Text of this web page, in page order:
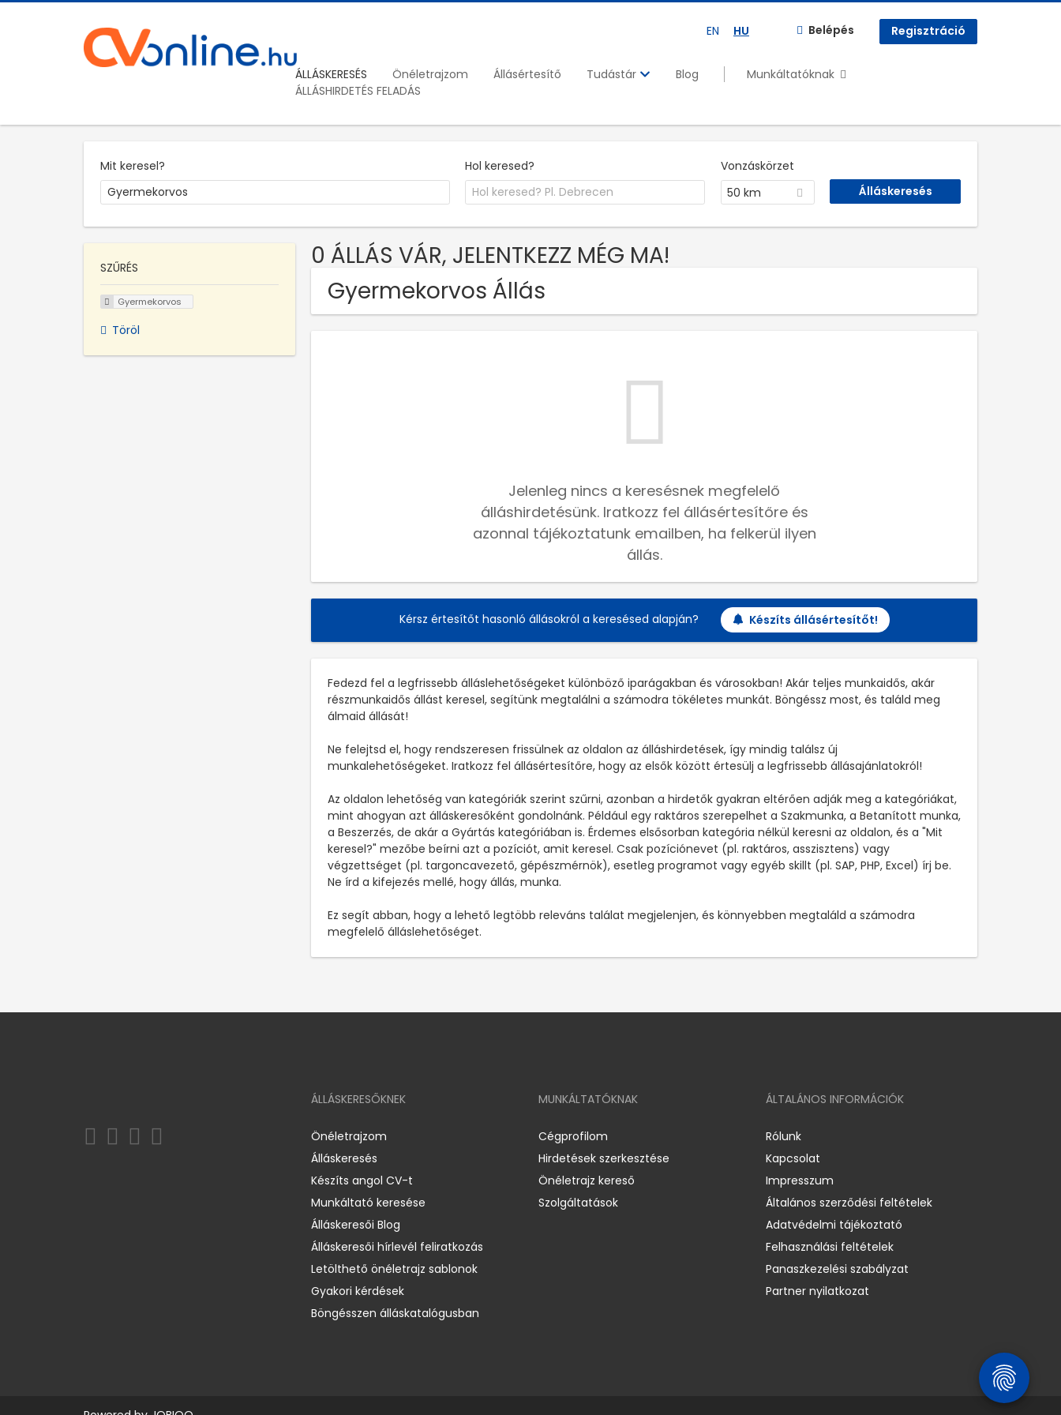
EN HU Belépés Regisztráció
ÁLLÁSKERESÉS Önéletrajzom Állásértesítő Tudástár Blog
Munkáltatóknak
ÁLLÁSHIRDETÉS FELADÁS
Mit keresel? Hol keresed?
Vonzáskörzet
50 km
0 ÁLLÁS VÁR, JELENTKEZZ MÉG MA!
Gyermekorvos Állás
Jelenleg nincs a keresésnek megfelelő
álláshirdetésünk. Iratkozz fel állásértesítőre és
azonnal tájékoztatunk emailben, ha felkerül ilyen
állás.
Kérsz értesítőt hasonló állásokról a keresésed alapján? Készíts állásértesítőt!
Fedezd fel a legfrissebb álláslehetőségeket különböző iparágakban és városokban! Akár teljes munkaidős, akár
részmunkaidős állást keresel, segítünk megtalálni a számodra tökéletes munkát. Böngéssz most, és találd meg
álmaid állását!
Ne felejtsd el, hogy rendszeresen frissülnek az oldalon az álláshirdetések, így mindig találsz új
munkalehetőségeket. Iratkozz fel állásértesítőre, hogy az elsők között értesülj a legfrissebb állásajánlatokról!
Az oldalon lehetőség van kategóriák szerint szűrni, azonban a hirdetők gyakran eltérően adják meg a kategóriákat,
mint ahogyan azt álláskeresőként gondolnánk. Például egy raktáros szerepelhet a Szakmunka, a Betanított munka,
a Beszerzés, de akár a Gyártás kategóriában is. Érdemes elsősorban kategória nélkül keresni az oldalon, és a "Mit
keresel?" mezőbe beírni azt a pozíciót, amit keresel. Csak pozíciónevet (pl. raktáros, asszisztens) vagy
végzettséget (pl. targoncavezető, gépészmérnök), esetleg programot vagy egyéb skillt (pl. SAP, PHP, Excel) írj be.
Ne írd a kifejezés mellé, hogy állás, munka.
Ez segít abban, hogy a lehető legtöbb releváns találat megjelenjen, és könnyebben megtaláld a számodra
megfelelő álláslehetőséget.
SZŰRÉS
Gyermekorvos
Töröl
ÁLLÁSKERESŐKNEK
Önéletrajzom
Álláskeresés
Készíts angol CV-t
Munkáltató keresése
Álláskeresői Blog
Álláskeresői hírlevél feliratkozás
Letölthető önéletrajz sablonok
Gyakori kérdések
Böngésszen álláskatalógusban
MUNKÁLTATÓKNAK
Cégprofilom
Hirdetések szerkesztése
Önéletrajz kereső
Szolgáltatások
ÁLTALÁNOS INFORMÁCIÓK
Rólunk
Kapcsolat
Impresszum
Általános szerződési feltételek
Adatvédelmi tájékoztató
Felhasználási feltételek
Panaszkezelési szabályzat
Partner nyilatkozat